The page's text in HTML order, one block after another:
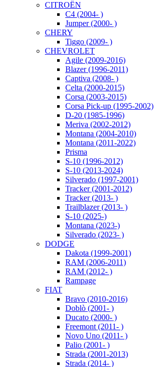
CITROËN
C4 (2004- )
Jumper (2000- )
CHERY
Tiggo (2009- )
CHEVROLET
Agile (2009-2016)
Blazer (1996-2011)
Captiva (2008- )
Celta (2000-2015)
Corsa (2003-2015)
Corsa Pick-up (1995-2002)
D-20 (1985-1996)
Meriva (2002-2012)
Montana (2004-2010)
Montana (2011-2022)
Prisma
S-10 (1996-2012)
S-10 (2013-2024)
Silverado (1997-2001)
Tracker (2001-2012)
Tracker (2013- )
Trailblazer (2013- )
S-10 (2025-)
Montana (2023-)
Silverado (2023- )
DODGE
Dakota (1999-2001)
RAM (2006-2011)
RAM (2012- )
Rampage
FIAT
Bravo (2010-2016)
Doblò (2001- )
Ducato (2000- )
Freemont (2011- )
Novo Uno (2011- )
Palio (2001- )
Strada (2001-2013)
Strada (2014- )